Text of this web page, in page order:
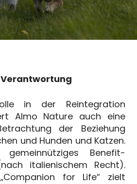
Verantwortung
in der Reintegration
Almo Nature auch eine
der Beziehung
und Hunden und Katzen.
Benefit-
italienischem Recht).
for Life“ zielt